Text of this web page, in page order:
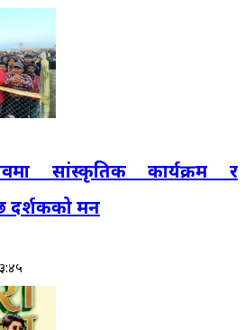
सांस्कृतिक कार्यक्रम र
मन